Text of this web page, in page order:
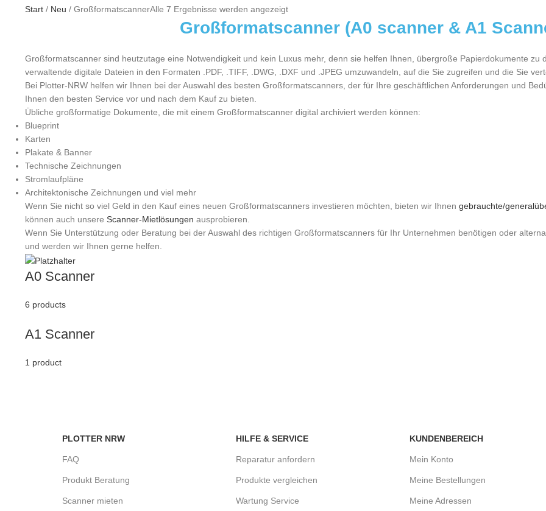
Start Neu GroßformatscannerAlle 7 Ergebnisse werden angezeigt
Großformatscanner (A0 scanner & A1
Großformatscanner sind heutzutage eine Notwendigkeit und kein Luxus mehr, denn sie helfen Ihnen, übergroße Papierdokumente zu
verwaltende digitale Dateien in den Formaten .PDF, .TIFF, .DWG, .DXF und .JPEG umzuwandeln, auf die Sie zugreifen und die Sie
Bei Plotter-NRW helfen wir Ihnen bei der Auswahl des besten Großformatscanners, der für Ihre geschäftlichen Anforderungen und
Ihnen den besten Service vor und nach dem Kauf zu bieten.
Übliche großformatige Dokumente, die mit einem Großformatscanner digital archiviert werden können:
Blueprint
Karten
Plakate & Banner
Technische Zeichnungen
Stromlaufpläne
Architektonische Zeichnungen und viel mehr
Wenn Sie nicht so viel Geld in den Kauf eines neuen Großformatscanners investieren möchten, bieten wir Ihnen gebrauchte/
können auch unsere Scanner-Mietlösungen ausprobieren.
Wenn Sie Unterstützung oder Beratung bei der Auswahl des richtigen Großformatscanners für Ihr Unternehmen benötigen oder
und werden wir Ihnen gerne helfen.
A0 Scanner
6 products
A1 Scanner
1 product
PLOTTER NRW
FAQ
Produkt Beratung
Scanner mieten
HILFE & SERVICE
Reparatur anfordern
Produkte vergleichen
Wartung Service
KUNDENBEREICH
Mein Konto
Meine Bestellungen
Meine Adressen